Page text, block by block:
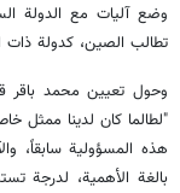
وضع آليات مع الدولة
تطالب الصين، كدولة ذات
وحول تعيين محمد باقر
"لطالما كان لدينا ممثل
هذه المسؤولية سابقاً،
بالغة الأهمية، لدرجة